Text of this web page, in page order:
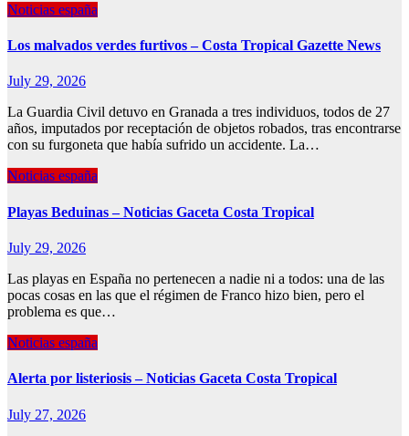
Noticias españa
Los malvados verdes furtivos – Costa Tropical Gazette News
July 29, 2026
La Guardia Civil detuvo en Granada a tres individuos, todos de 27
años, imputados por receptación de objetos robados, tras encontrarse
con su furgoneta que había sufrido un accidente. La…
Noticias españa
Playas Beduinas – Noticias Gaceta Costa Tropical
July 29, 2026
Las playas en España no pertenecen a nadie ni a todos: una de las
pocas cosas en las que el régimen de Franco hizo bien, pero el
problema es que…
Noticias españa
Alerta por listeriosis – Noticias Gaceta Costa Tropical
July 27, 2026